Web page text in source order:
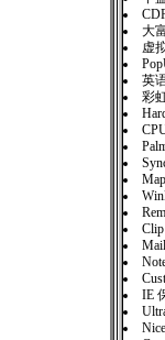
大
虚
英
彩
IE